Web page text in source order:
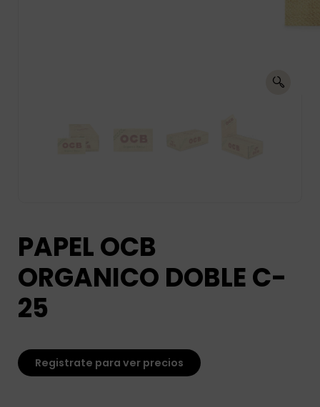
PAPEL OCB
ORGANICO DOBLE C-
25
Registrate para ver precios